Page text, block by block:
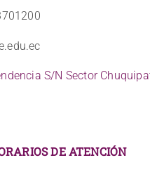
S/N Sector
DE ATENCIÓN